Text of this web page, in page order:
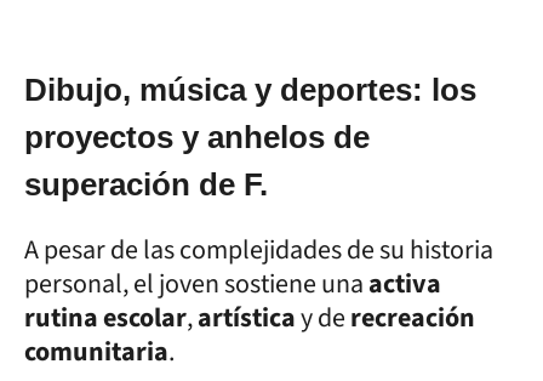
Dibujo, música y deportes: los
proyectos y anhelos de
superación de F.
A pesar de las complejidades de su historia
personal, el joven sostiene unaactiva
rutina escolar,artísticay derecreación
comunitaria.